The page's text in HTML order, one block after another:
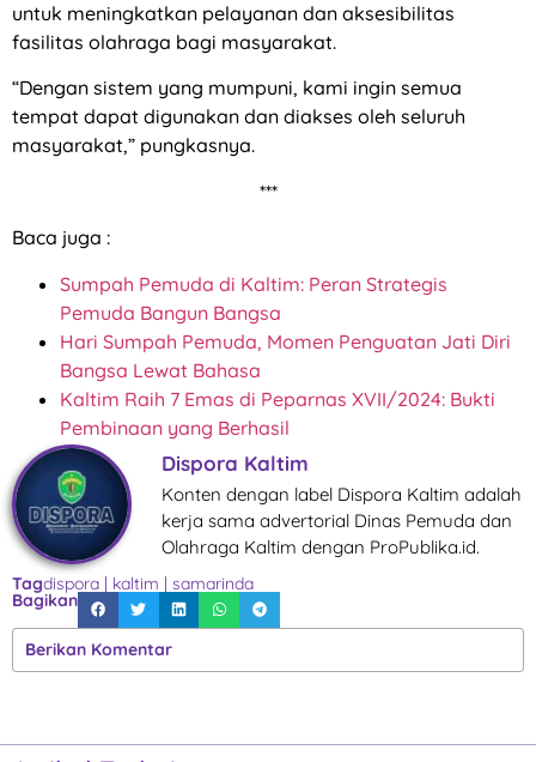
untuk meningkatkan pelayanan dan aksesibilitas
fasilitas olahraga bagi masyarakat.
“Dengan sistem yang mumpuni, kami ingin semua
tempat dapat digunakan dan diakses oleh seluruh
masyarakat,” pungkasnya.
***
Baca juga :
Sumpah Pemuda di Kaltim: Peran Strategis
Pemuda Bangun Bangsa
Hari Sumpah Pemuda, Momen Penguatan Jati Diri
Bangsa Lewat Bahasa
Kaltim Raih 7 Emas di Peparnas XVII/2024: Bukti
Pembinaan yang Berhasil
Dispora Kaltim
Konten dengan label Dispora Kaltim adalah
kerja sama advertorial Dinas Pemuda dan
Olahraga Kaltim dengan ProPublika.id.
Tagdispora | kaltim | samarinda
Bagikan
Berikan Komentar